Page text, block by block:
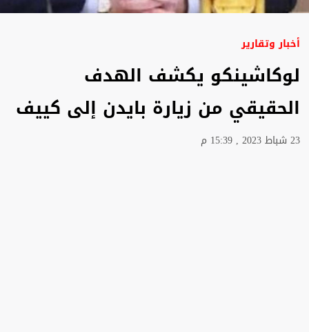
أخبار وتقارير
لوكاشينكو يكشف الهدف
الحقيقي من زيارة بايدن إلى كييف
23 شباط 2023 , 15:39 م